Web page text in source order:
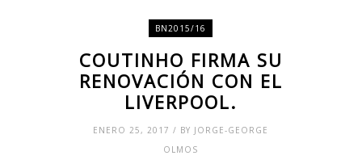
BN2015/16
COUTINHO FIRMA SU
RENOVACIÓN CON EL
LIVERPOOL.
ENERO 25, 2017 / BY JORGE-GEORGE
OLMOS